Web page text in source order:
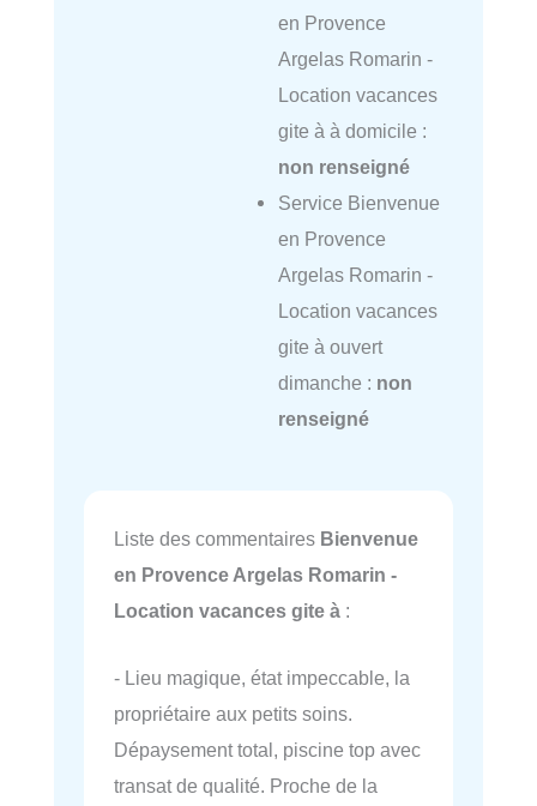
en Provence
Argelas Romarin -
Location vacances
gite à à domicile :
non renseigné
Service Bienvenue
en Provence
Argelas Romarin -
Location vacances
gite à ouvert
dimanche : non
renseigné
Liste des commentaires Bienvenue
en Provence Argelas Romarin -
Location vacances gite à :
- Lieu magique, état impeccable, la
propriétaire aux petits soins.
Dépaysement total, piscine top avec
transat de qualité. Proche de la